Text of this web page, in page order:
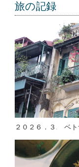
旅の記録
２０２６．３. ベト